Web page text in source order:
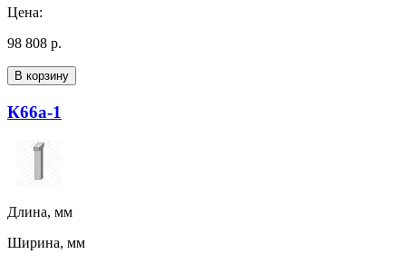
Цена:
98 808 р.
В корзину
К66а-1
Длина, мм
Ширина, мм